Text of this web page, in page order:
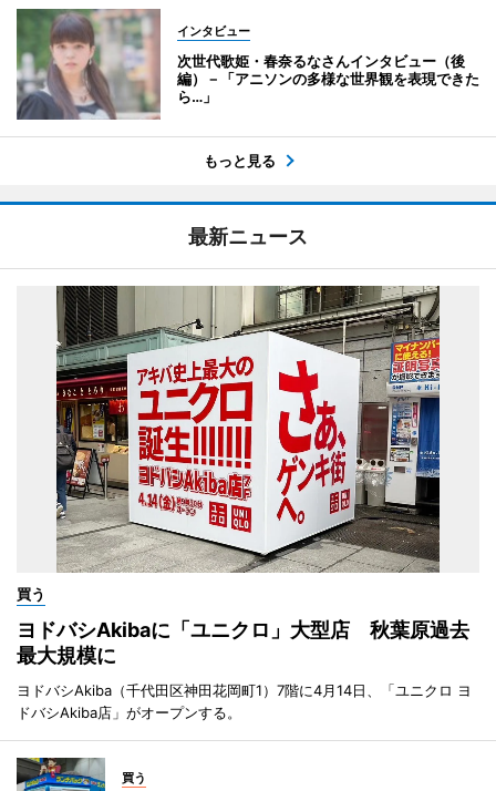
インタビュー
次世代歌姫・春奈るなさんインタビュー（後
編）－「アニソンの多様な世界観を表現できた
ら…」
もっと見る
最新ニュース
買う
ヨドバシAkibaに「ユニクロ」大型店 秋葉原過去
最大規模に
ヨドバシAkiba（千代田区神田花岡町1）7階に4月14日、「ユニクロ ヨ
ドバシAkiba店」がオープンする。
買う